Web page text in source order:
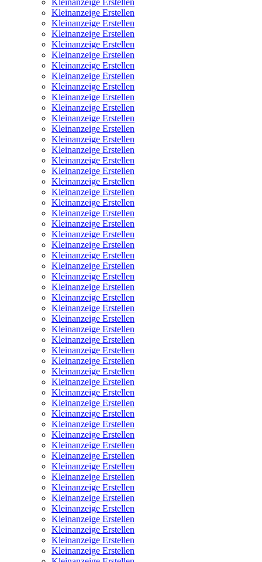
Kleinanzeige Erstellen
Kleinanzeige Erstellen
Kleinanzeige Erstellen
Kleinanzeige Erstellen
Kleinanzeige Erstellen
Kleinanzeige Erstellen
Kleinanzeige Erstellen
Kleinanzeige Erstellen
Kleinanzeige Erstellen
Kleinanzeige Erstellen
Kleinanzeige Erstellen
Kleinanzeige Erstellen
Kleinanzeige Erstellen
Kleinanzeige Erstellen
Kleinanzeige Erstellen
Kleinanzeige Erstellen
Kleinanzeige Erstellen
Kleinanzeige Erstellen
Kleinanzeige Erstellen
Kleinanzeige Erstellen
Kleinanzeige Erstellen
Kleinanzeige Erstellen
Kleinanzeige Erstellen
Kleinanzeige Erstellen
Kleinanzeige Erstellen
Kleinanzeige Erstellen
Kleinanzeige Erstellen
Kleinanzeige Erstellen
Kleinanzeige Erstellen
Kleinanzeige Erstellen
Kleinanzeige Erstellen
Kleinanzeige Erstellen
Kleinanzeige Erstellen
Kleinanzeige Erstellen
Kleinanzeige Erstellen
Kleinanzeige Erstellen
Kleinanzeige Erstellen
Kleinanzeige Erstellen
Kleinanzeige Erstellen
Kleinanzeige Erstellen
Kleinanzeige Erstellen
Kleinanzeige Erstellen
Kleinanzeige Erstellen
Kleinanzeige Erstellen
Kleinanzeige Erstellen
Kleinanzeige Erstellen
Kleinanzeige Erstellen
Kleinanzeige Erstellen
Kleinanzeige Erstellen
Kleinanzeige Erstellen
Kleinanzeige Erstellen
Kleinanzeige Erstellen